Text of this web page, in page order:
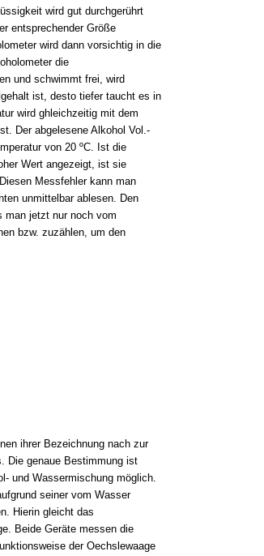
wird gut durchgerührt
entsprechender Größe
wird dann vorsichtig in die
die
und schwimmt frei, wird
ist, desto tiefer taucht es in
wird ghleichzeitig mit dem
Der abgelesene Alkohol Vol.-
von 20 ºC. Ist die
Wert angezeigt, ist sie
Messfehler kann man
unmittelbar ablesen. Den
man jetzt nur noch vom
bzw. zuzählen, um den
ihrer Bezeichnung nach zur
Die genaue Bestimmung ist
und Wassermischung möglich.
seiner vom Wasser
Hierin gleicht das
Beide Geräte messen die
der Oechslewaage